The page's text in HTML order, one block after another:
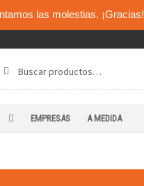
las molestias. ¡Gracias!
EMPRESAS A MEDIDA